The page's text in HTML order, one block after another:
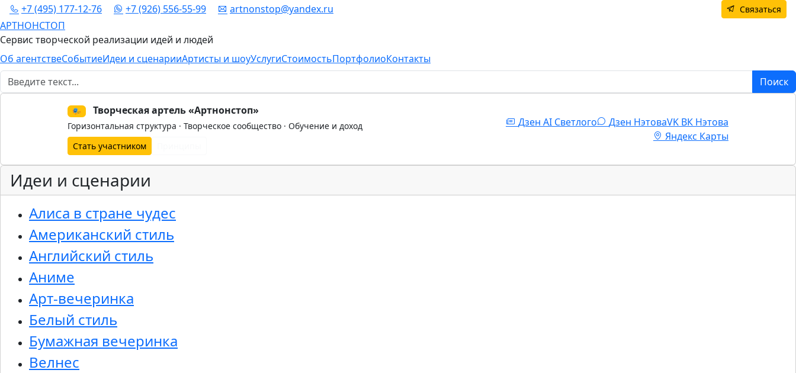
+7 (495) 177-12-76 +7 (926) 556-55-99 artnonstop@yandex.ru Связаться
АРТНОНСТОП
Сервис творческой реализации идей и людей
Об агентствеСобытиеИдеи и сценарииАртисты и шоуУслугиСтоимостьПортфолиоКонтакты
Поиск
Поиск
🎭 Творческая артель «Артнонстоп»
Горизонтальная структура · Творческое сообщество · Обучение и доход
Стать участником
Дзен AI Светлого Дзен НэтоваVK ВК Нэтова
Яндекс Карты
Идеи и сценарии
Алиса в стране чудес
Американский стиль
Английский стиль
Аниме
Арт-вечеринка
Белый стиль
Бумажная вечеринка
Велнес